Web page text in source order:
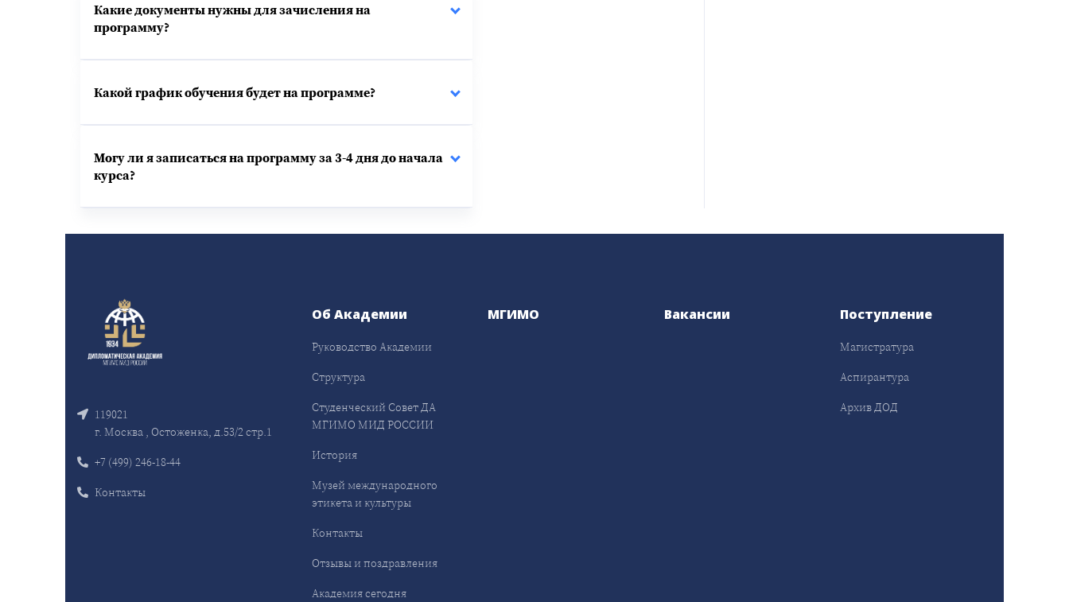
Какие документы нужны для зачисления на
программу?
Какой график обучения будет на программе?
Могу ли я записаться на программу за 3-4 дня до начала
курса?
119021
г. Москва , Остоженка, д.53/2 стр.1
+7 (499) 246-18-44
Контакты
Об Академии
Руководство Академии
Структура
Студенческий Совет ДА
МГИМО МИД РОССИИ
История
Музей международного
этикета и культуры
Контакты
Отзывы и поздравления
Академия сегодня
МГИМО Вакансии Поступление
Магистратура
Аспирантура
Архив ДОД